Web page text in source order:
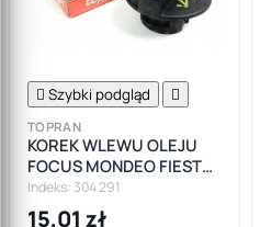
 Szybki podgląd 
TOPRAN
KOREK WLEWU OLEJU
FOCUS MONDEO FIESTA
TRANSIT
Indeks: 304 291
15,01 zł